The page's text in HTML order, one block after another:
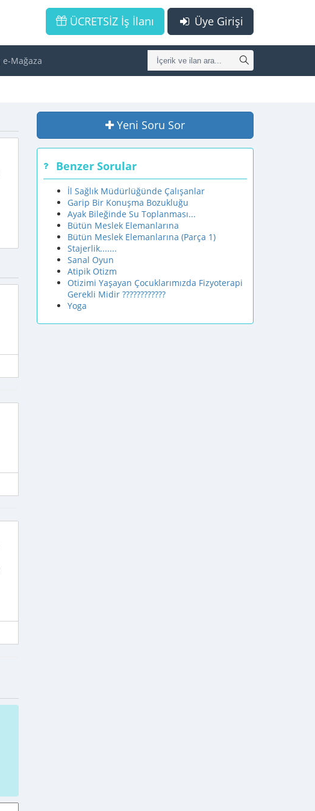
Üye Girişi
ÜCRETSİZ İş İlanı
e-Mağaza
Yeni Soru Sor
Benzer Sorular
İl Sağlık Müdürlüğünde Çalışanlar
Garip Bir Konuşma Bozukluğu
Ayak Bileğinde Su Toplanması...
Bütün Meslek Elemanlarına
Bütün Meslek Elemanlarına (Parça 1)
Stajerlik.......
Sanal Oyun
Atipik Otizm
Otizimi Yaşayan Çocuklarımızda Fizyoterapi
Gerekli Midir ????????????
Yoga